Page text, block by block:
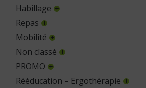
Habillage
Repas
Mobilité
Non classé
PROMO
Rééducation – Ergothérapie